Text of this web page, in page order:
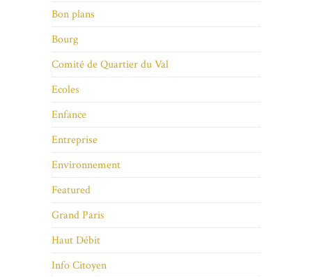
Bon plans
Bourg
Comité de Quartier du Val
Ecoles
Enfance
Entreprise
Environnement
Featured
Grand Paris
Haut Débit
Info Citoyen